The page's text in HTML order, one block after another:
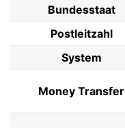
Bundesstaat
Postleitzahl
System
Money Transfer